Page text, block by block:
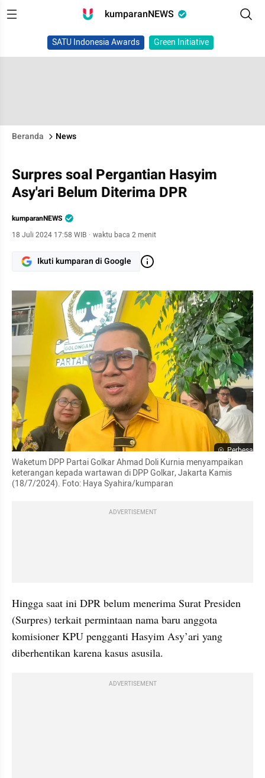
kumparanNEWS
SATU Indonesia Awards Green Initiative
Beranda News
Surpres soal Pergantian Hasyim
Asy'ari Belum Diterima DPR
kumparanNEWS
18 Juli 2024 17:58 WIB · waktu baca 2 menit
Ikuti kumparan di Google
Perbesar
Waketum DPP Partai Golkar Ahmad Doli Kurnia menyampaikan
keterangan kepada wartawan di DPP Golkar, Jakarta Kamis
(18/7/2024). Foto: Haya Syahira/kumparan
ADVERTISEMENT
Hingga saat ini DPR belum menerima Surat Presiden
(Surpres) terkait permintaan nama baru anggota
komisioner KPU pengganti Hasyim Asy’ari yang
diberhentikan karena kasus asusila.
ADVERTISEMENT